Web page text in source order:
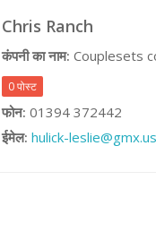
Chris Ranch
कंपनी का नाम: Couplesets
0 पोस्ट
फोन: 01394 372442
ईमेल: hulick-leslie@gmx.us